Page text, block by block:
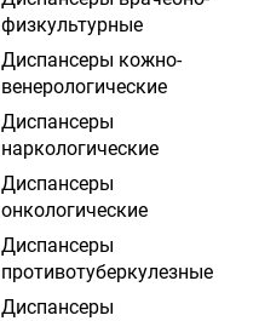
физкультурные
Диспансеры кожно-
венерологические
Диспансеры
наркологические
Диспансеры
онкологические
Диспансеры
противотуберкулезные
Диспансеры